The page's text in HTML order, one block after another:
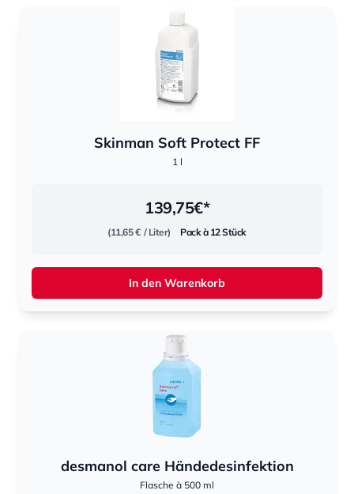
Skinman Soft Protect FF
1 l
139,75€*
(11,65 € / Liter) Pack à 12 Stück
In den Warenkorb
desmanol care Händedesinfektion
Flasche à 500 ml